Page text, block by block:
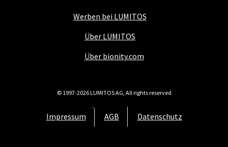
Werben bei LUMITOS
Über LUMITOS
Über bionity.com
Impressum AGB Datenschutz
© 1997-2026 LUMITOS AG, All rights reserved